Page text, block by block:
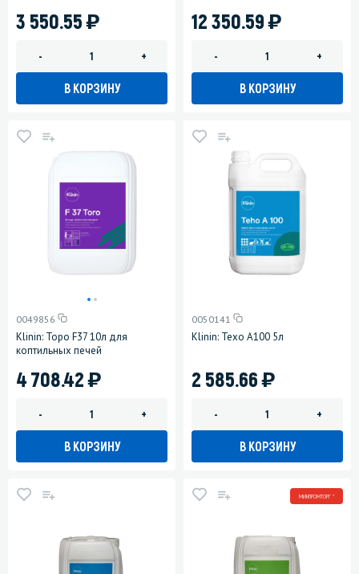
3 550.55)
- +
В КОРЗИНУ
12 350.59)
- +
В КОРЗИНУ
0049856
Klinin: Торо F37 10л для
коптильных печей
4 708.42)
- +
В КОРЗИНУ
0050141
Klinin: Техо А100 5л
2 585.66)
- +
В КОРЗИНУ
МИНПРОМТОРГ *